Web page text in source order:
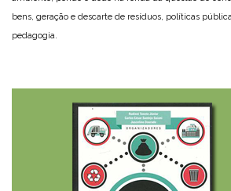
bens, geração e descarte de resíduos, políticas
pedagogia.